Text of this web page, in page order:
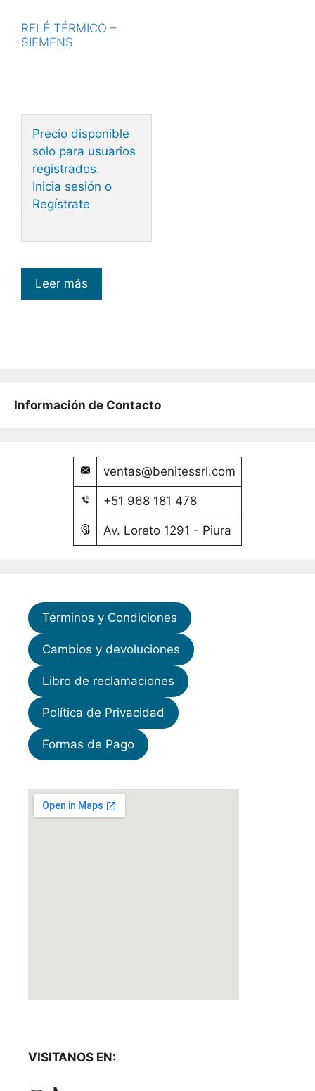
RELÉ TÉRMICO –
SIEMENS
Precio disponible
solo para usuarios
registrados.
Inicia sesión o
Regístrate
Leer más
Información de Contacto
ventas@benitessrl.com
+51 968 181 478
Av. Loreto 1291 - Piura
Términos y Condiciones
Cambios y devoluciones
Libro de reclamaciones
Política de Privacidad
Formas de Pago
VISITANOS EN: